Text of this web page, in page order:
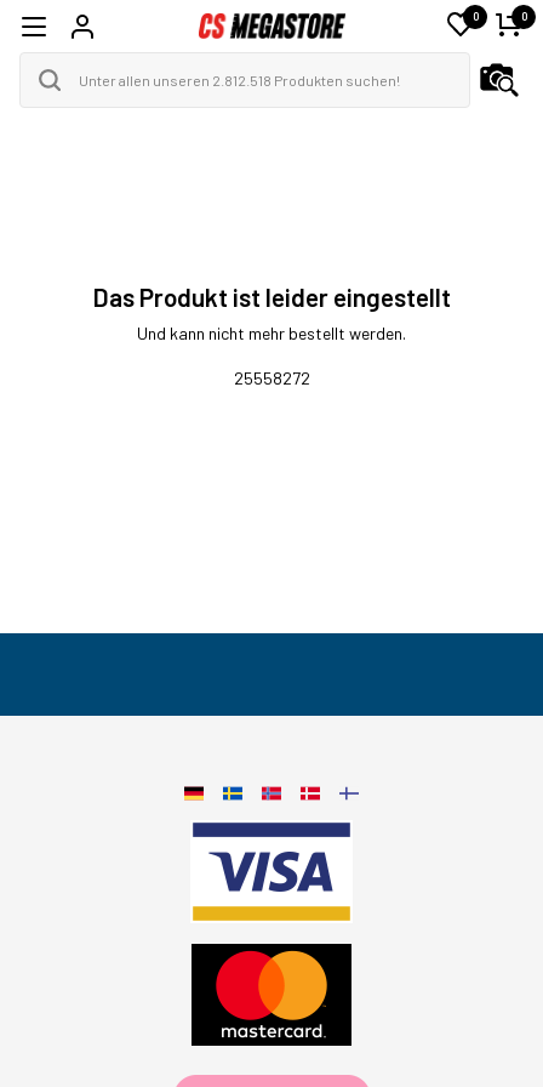
0 0
Das Produkt ist leider eingestellt
Und kann nicht mehr bestellt werden.
25558272